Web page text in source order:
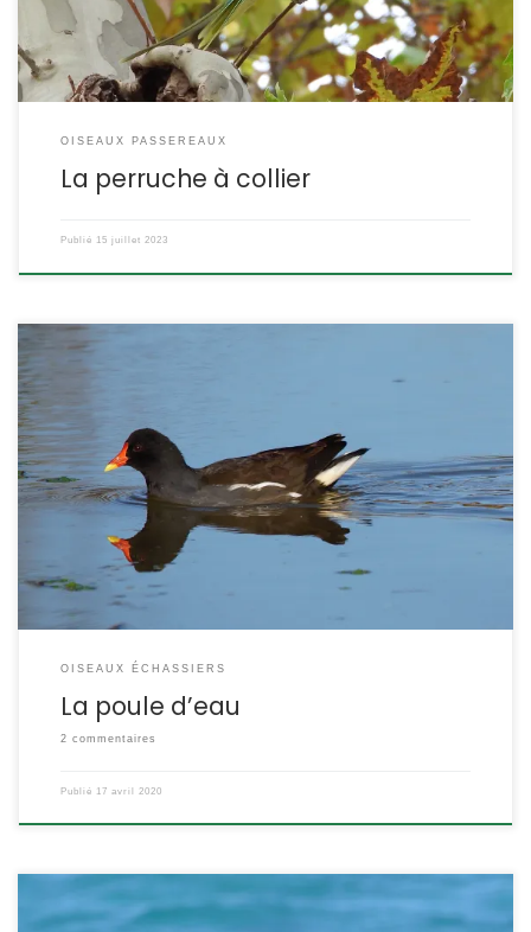
OISEAUX PASSEREAUX
La perruche à collier
Publié 15 juillet 2023
Avec la foulque macroule, elle est l’un des habitants les plus
fréquents de nos étendues d’eau. Une simple mare d’une dizaine
de mètres carrés suffit à un couple pour s’installer. Et bien que
craintive, elle s’installera volontiers dans le bassin du jardin
public pourvu qu’il soit entouré de végétation dense. Gallinula
OISEAUX ÉCHASSIERS
La poule d’eau
2 commentaires
Publié 17 avril 2020